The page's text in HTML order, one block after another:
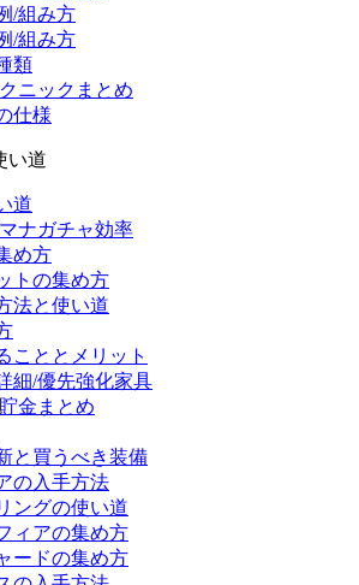
/組み方
/組み方
類
ニックまとめ
仕様
い道
道
ナガチャ効率
め方
トの集め方
法と使い道
こととメリット
細/優先強化家具
金まとめ
と買うべき装備
の入手方法
ングの使い道
ィアの集め方
ードの集め方